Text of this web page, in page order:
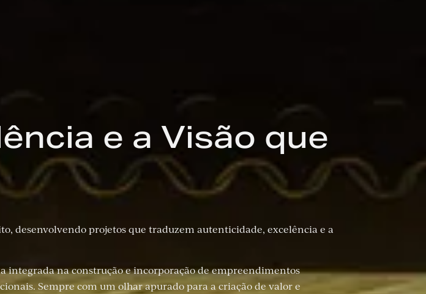
e a Visão que
desenvolvendo projetos que traduzem autenticidade, excelência e a
na construção e incorporação de empreendimentos
Sempre com um olhar apurado para a criação de valor e